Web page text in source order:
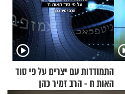
התמודדות עם יצרים על פי סוד
האות ח - הרב זמיר כהן